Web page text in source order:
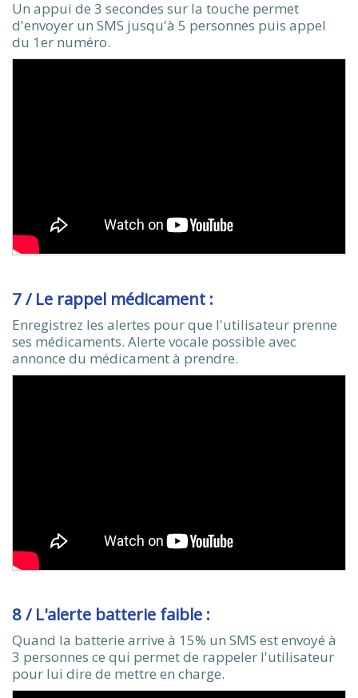
Un appui de 3 secondes sur la touche permet
d'envoyer un SMS jusqu'à 5 personnes puis appel
du 1er numéro.
7 / Le rappel médicament :
Enregistrez les alertes pour que l'utilisateur prenne
ses médicaments. Alerte vocale possible avec
annonce du médicament à prendre.
8 / L'alerte batterie faible :
Quand la batterie arrive à 15% un SMS est envoyé à
3 personnes ce qui permet de rappeler l'utilisateur
pour lui dire de mettre en charge.